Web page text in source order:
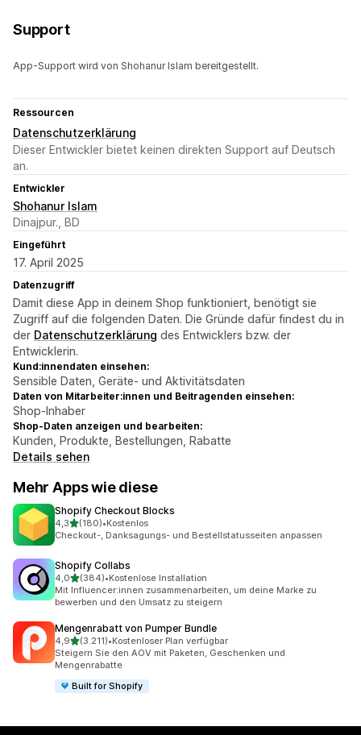
Support
App-Support wird von Shohanur Islam bereitgestellt.
Ressourcen
Datenschutzerklärung
Dieser Entwickler bietet keinen direkten Support auf Deutsch
an.
Entwickler
Shohanur Islam
Dinajpur., BD
Eingeführt
17. April 2025
Datenzugriff
Damit diese App in deinem Shop funktioniert, benötigt sie
Zugriff auf die folgenden Daten. Die Gründe dafür findest du in
der Datenschutzerklärung des Entwicklers bzw. der
Entwicklerin.
Kund:innendaten einsehen:
Sensible Daten, Geräte- und Aktivitätsdaten
Daten von Mitarbeiter:innen und Beitragenden einsehen:
Shop-Inhaber
Shop-Daten anzeigen und bearbeiten:
Kunden, Produkte, Bestellungen, Rabatte
Details sehen
Mehr Apps wie diese
Shopify Checkout Blocks
4,3von 5 Sternen
(180)
180 Rezensionen insgesamt
•Kostenlos
Checkout-, Danksagungs- und Bestellstatusseiten anpassen
Shopify Collabs
4,0von 5 Sternen
(384)
384 Rezensionen insgesamt
•Kostenlose Installation
Mit Influencer:innen zusammenarbeiten, um deine Marke zu
bewerben und den Umsatz zu steigern
Mengenrabatt von Pumper Bundle
4,9von 5 Sternen
(3.211)
3211 Rezensionen insgesamt
•Kostenloser Plan verfügbar
Steigern Sie den AOV mit Paketen, Geschenken und
Mengenrabatte
Built for Shopify